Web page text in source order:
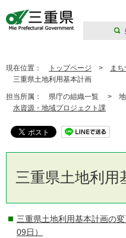
現在位置： トップページ > まち
三重県土地利用基本計画
担当所属： 県庁の組織一覧 > 地
水資源・地域プロジェクト課
三重県土地利用
三重県土地利用基本計画の変
09日）